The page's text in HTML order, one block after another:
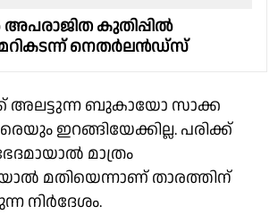
കുതിപ്പിൽ
നെതർലൻഡ്‌സ്
അലട്ടുന്ന ബുകായോ സാക്ക
ഇറങ്ങിയേക്കില്ല. പരിക്ക്
മാത്രം
മതിയെന്നാണ് താരത്തിന്
നിർദേശം.